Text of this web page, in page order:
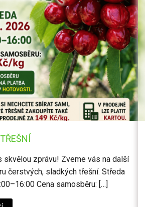
skvělou zprávu! Zveme vás na další
čerstvých, sladkých třešní. Středa
Cena samosběru: […]